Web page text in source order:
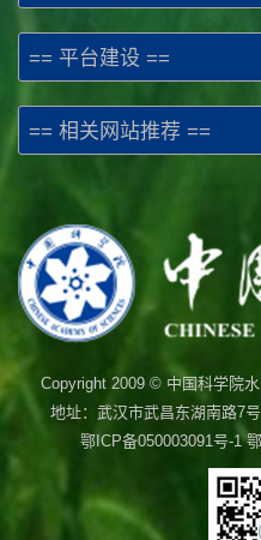
== 平台建设 ==
== 相关网站推荐 ==
Copyright 2009 © 中国科学院
地址：武汉市武昌东湖南路7
鄂ICP备050003091号-1鄂